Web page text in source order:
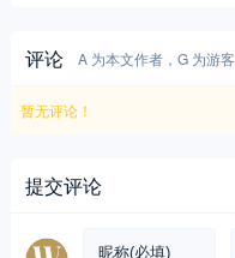
评论 A 为本文作者，G 为游客
暂无评论！
提交评论